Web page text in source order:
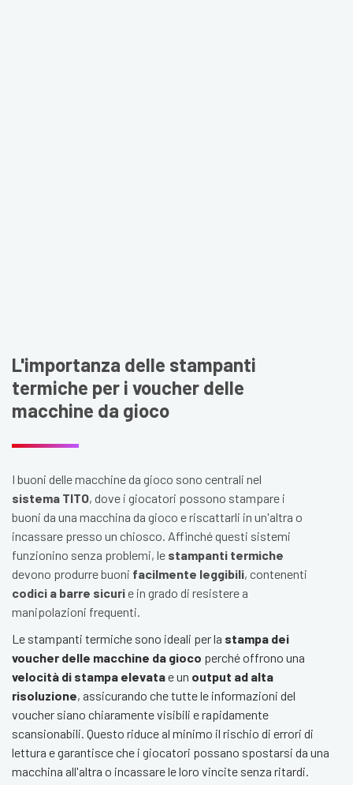
L'importanza delle stampanti
termiche per i voucher delle
macchine da gioco
I buoni delle macchine da gioco sono centrali nel
sistema TITO, dove i giocatori possono stampare i
buoni da una macchina da gioco e riscattarli in un'altra o
incassare presso un chiosco. Affinché questi sistemi
funzionino senza problemi, le stampanti termiche
devono produrre buoni facilmente leggibili, contenenti
codici a barre sicurie in grado di resistere a
manipolazioni frequenti.
Le stampanti termiche sono ideali per la stampa dei
voucher delle macchine da gioco perché offrono una
velocità di stampa elevatae un output ad alta
risoluzione, assicurando che tutte le informazioni del
voucher siano chiaramente visibili e rapidamente
scansionabili. Questo riduce al minimo il rischio di errori di
lettura e garantisce che i giocatori possano spostarsi da una
macchina all'altra o incassare le loro vincite senza ritardi.